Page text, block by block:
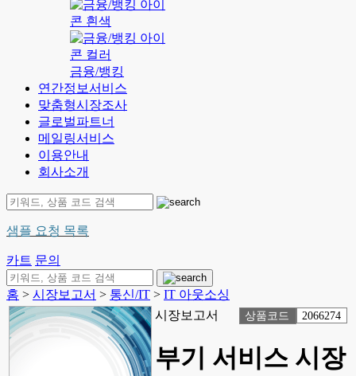
금융/뱅킹
연간정보서비스
맞춤형시장조사
글로벌파트너
메일링서비스
이용안내
회사소개
샘플 요청 목록
카트 문의
홈 > 시장보고서 > 통신/IT > IT 아웃소싱
시장보고서
상품코드 2066274
부기 서비스 시장